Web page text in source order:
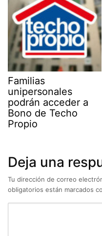
Familias
unipersonales
podrán acceder a
Bono de Techo
Propio
Deja una
Tu dirección de correo
obligatorios están marcados